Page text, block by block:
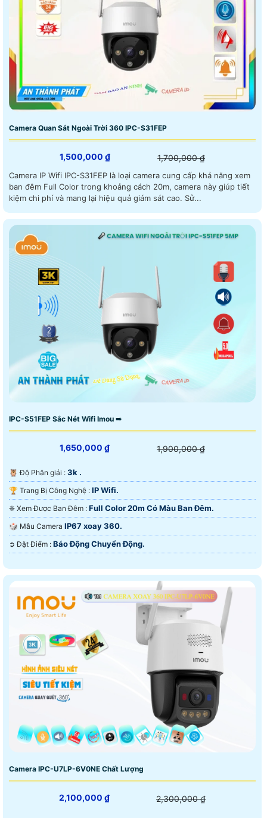
Camera Quan Sát Ngoài Trời 360 IPC-S31FEP
1,500,000 ₫ 1,700,000 ₫
Camera IP Wifi IPC-S31FEP là loại camera cung cấp khả năng xem
ban đêm Full Color trong khoảng cách 20m, camera này giúp tiết
kiệm chi phí và mang lại hiệu quả giám sát cao. Sử...
IPC-S51FEP Sắc Nét Wifi Imou ➠
1,650,000 ₫ 1,900,000 ₫
🦉 Độ Phân giải : 3k .
🏆 Trang Bị Công Nghệ : IP Wifi.
❈ Xem Được Ban Đêm : Full Color 20m Có Màu Ban Ðêm.
🎲 Mẫu Camera IP67 xoay 360.
️➲ Đặt Điểm : Báo Động Chuyển Động.
Camera IPC-U7LP-6V0NE Chất Lượng
2,100,000 ₫ 2,300,000 ₫